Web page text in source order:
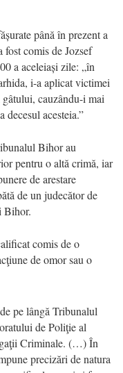
până în prezent a
fost comis de Jozsef
a aceleiași zile: „în
i-a aplicat victimei
cauzându-i mai
decesul acesteia.”
Bihor au
pentru o altă crimă, iar
de arestare
de un judecător de
Bihor.
comis de o
de omor sau o
pe lângă Tribunalul
de Poliţie al
Criminale. (…) În
precizări de natura